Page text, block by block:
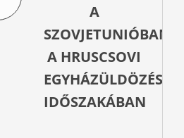
A
SZOVJETUNIÓBAN
A HRUSCSOVI
EGYHÁZÜLDÖZÉS
IDŐSZAKÁBAN